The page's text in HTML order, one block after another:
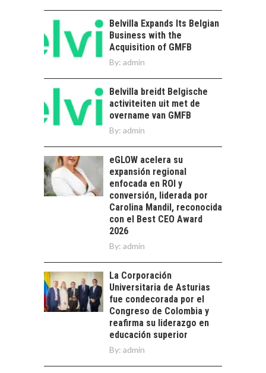
SU APORTE AL
TURISMO Y LA
ECONOMÍA REGIONAL
Torres del Paine:
motor clave del
turismo y la
economía…
LA IMPORTANCIA DE
DIVERSIFICAR LAS
EXPORTACIONES
CHILENAS
las exportaciones
chilenas: clave para un
crecimiento…
CHILE COMO HUB
TECNOLÓGICO DE
AMÉRICA LATINA:
AVANCES Y DESAFÍOS
Chile como hub
tecnológico de
América Latina:
avances y desafíos…
LA
TRANSFORMACIÓN
DE LOS RECURSOS
HUMANOS EN LAS
EMPRESAS
CHILENAS
Belvilla Expands Its Belgian
Business with the
Acquisition of GMFB
By: admin
Belvilla breidt Belgische
activiteiten uit met de
overname van GMFB
By: admin
eGLOW acelera su
expansión regional
enfocada en ROI y
conversión, liderada por
Carolina Mandil, reconocida
con el Best CEO Award
2026
By: admin
La Corporación
Universitaria de Asturias
fue condecorada por el
Congreso de Colombia y
reafirma su liderazgo en
educación superior
By: admin